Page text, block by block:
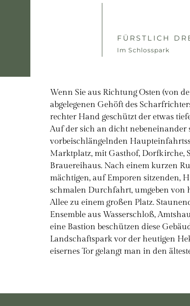
FÜRSTLICH
Im Schlosspark
Wenn Sie aus Richtung Osten (von
abgelegenen Gehöft des
rechter Hand geschützt der etwas
Auf der sich an dicht nebeneinander
vorbeischlängelnden
Marktplatz, mit Gasthof, Dorfkirche,
Brauereihaus. Nach einem kurzen
mächtigen, auf Emporen sitzenden,
schmalen Durchfahrt, umgeben von
Allee zu einem großen Platz.
Ensemble aus Wasserschloß,
eine Bastion beschützen diese
Landschaftspark vor der heutigen
eisernes Tor gelangt man in den